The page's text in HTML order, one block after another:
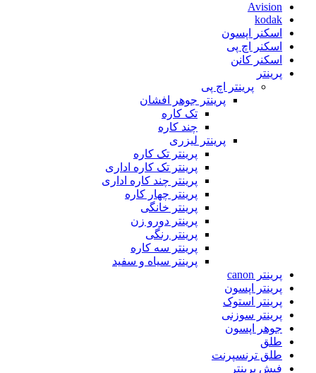
Avision
kodak
اسکنر اپسون
اسکنر اچ پی
اسکنر کانن
پرینتر
پرینتر اچ پی
پرینتر جوهر افشان
تک کاره
چند کاره
پرینتر لیزری
پرینتر تک کاره
پرینتر تک کاره اداری
پرینتر چند کاره اداری
پرینتر چهار کاره
پرینتر خانگی
پرینتر دورو زن
پرینتر رنگی
پرینتر سه کاره
پرینتر سیاه و سفید
پرینتر canon
پرینتر اپسون
پرینتر استوک
پرینتر سوزنی
جوهر اپسون
طلق
طلق ترنسپرنت
فیش پرینتر